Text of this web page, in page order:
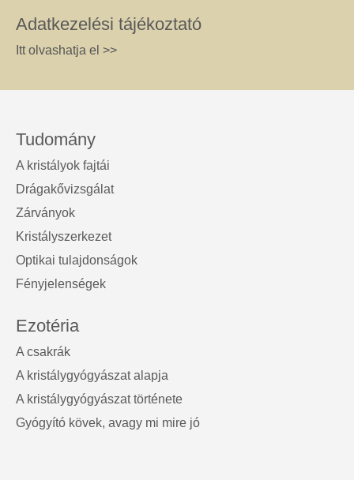
Adatkezelési tájékoztató
Itt olvashatja el >>
Tudomány
A kristályok fajtái
Drágakővizsgálat
Zárványok
Kristályszerkezet
Optikai tulajdonságok
Fényjelenségek
Ezotéria
A csakrák
A kristálygyógyászat alapja
A kristálygyógyászat története
Gyógyító kövek, avagy mi mire jó